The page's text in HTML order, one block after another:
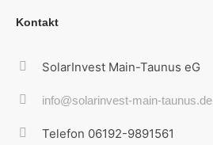
Kontakt
SolarInvest Main-Taunus eG
info@solarinvest-main-taunus.de
Telefon 06192-9891561